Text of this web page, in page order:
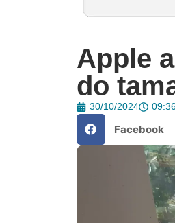
Apple
do
30/10/2024
Facebook